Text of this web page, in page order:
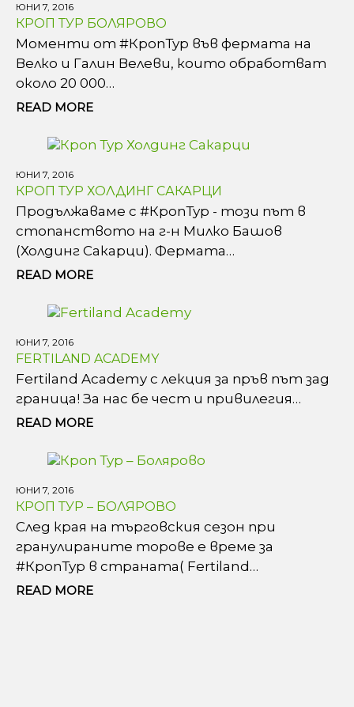
ЮНИ 7, 2016
КРОП ТУР БОЛЯРОВО
Моменти от ‪#‎КропТур‬ във фермата на
Велко и Галин Велеви, които обработват
около 20 000…
READ MORE
ЮНИ 7, 2016
КРОП ТУР ХОЛДИНГ САКАРЦИ
Продължаваме с ‪#‎КропТур‬ - този път в
стопанството на г-н Милко Башов
(Холдинг Сакарци). Фермата…
READ MORE
ЮНИ 7, 2016
FERTILAND ACADEMY
Fertiland Academy с лекция за пръв път зад
граница! За нас бе чест и привилегия…
READ MORE
ЮНИ 7, 2016
КРОП ТУР – БОЛЯРОВО
След края на търговския сезон при
гранулираните торове е време за‪
‎#КропТур‬ в страната( Fertiland…
READ MORE